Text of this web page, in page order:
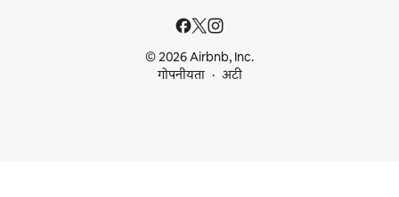
© 2026 Airbnb, Inc.
गोपनीयता
अटी